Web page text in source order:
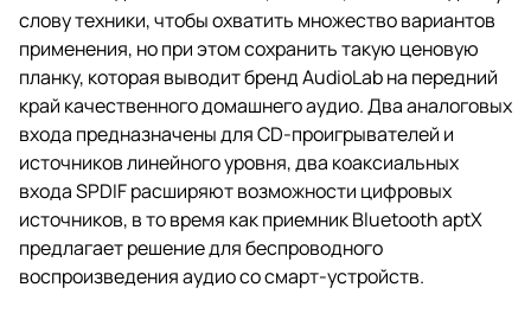
слову техники, чтобы охватить множество вариантов
применения, но при этом сохранить такую ценовую
планку, которая выводит бренд AudioLab на передний
край качественного домашнего аудио. Два аналоговых
входа предназначены для CD-проигрывателей и
источников линейного уровня, два коаксиальных
входа SPDIF расширяют возможности цифровых
источников, в то время как приемник Bluetooth aptX
предлагает решение для беспроводного
воспроизведения аудио со смарт-устройств.